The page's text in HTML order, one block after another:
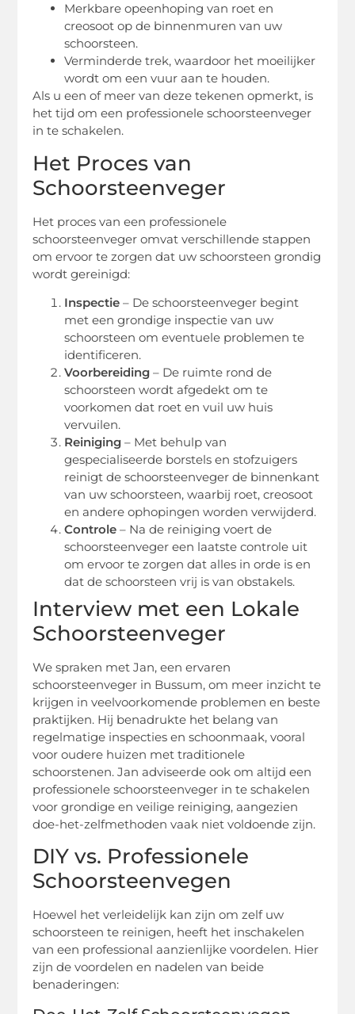
Merkbare opeenhoping van roet en
creosoot op de binnenmuren van uw
schoorsteen.
Verminderde trek, waardoor het moeilijker
wordt om een vuur aan te houden.
Als u een of meer van deze tekenen opmerkt, is
het tijd om een professionele schoorsteenveger
in te schakelen.
Het Proces van
Schoorsteenveger
Het proces van een professionele
schoorsteenveger omvat verschillende stappen
om ervoor te zorgen dat uw schoorsteen grondig
wordt gereinigd:
Inspectie – De schoorsteenveger begint
met een grondige inspectie van uw
schoorsteen om eventuele problemen te
identificeren.
Voorbereiding – De ruimte rond de
schoorsteen wordt afgedekt om te
voorkomen dat roet en vuil uw huis
vervuilen.
Reiniging – Met behulp van
gespecialiseerde borstels en stofzuigers
reinigt de schoorsteenveger de binnenkant
van uw schoorsteen, waarbij roet, creosoot
en andere ophopingen worden verwijderd.
Controle – Na de reiniging voert de
schoorsteenveger een laatste controle uit
om ervoor te zorgen dat alles in orde is en
dat de schoorsteen vrij is van obstakels.
Interview met een Lokale
Schoorsteenveger
We spraken met Jan, een ervaren
schoorsteenveger in Bussum, om meer inzicht te
krijgen in veelvoorkomende problemen en beste
praktijken. Hij benadrukte het belang van
regelmatige inspecties en schoonmaak, vooral
voor oudere huizen met traditionele
schoorstenen. Jan adviseerde ook om altijd een
professionele schoorsteenveger in te schakelen
voor grondige en veilige reiniging, aangezien
doe-het-zelfmethoden vaak niet voldoende zijn.
DIY vs. Professionele
Schoorsteenvegen
Hoewel het verleidelijk kan zijn om zelf uw
schoorsteen te reinigen, heeft het inschakelen
van een professional aanzienlijke voordelen. Hier
zijn de voordelen en nadelen van beide
benaderingen: